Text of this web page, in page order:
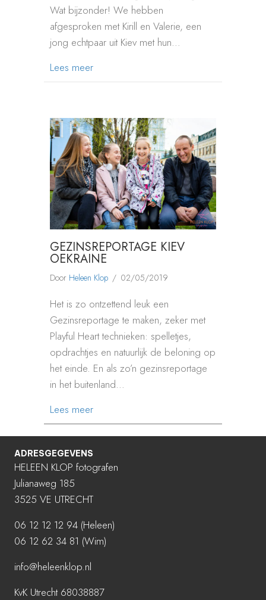
Wat bijzonder! We hebben
afgesproken met Kirill en Valerie, een
jong echtpaar uit Kiev met hun…
Lees meerabout GEZINSREPORTAGE
GEZINSREPORTAGE KIEV
OEKRAINE
Door Heleen Klop / 02/05/2019
Het is zo ontzettend leuk een
Gezinsreportage te maken, zeker met
Playful Heart technieken: spelletjes,
opdrachtjes en natuurlijk de beloning op
het einde. En als zo’n gezinsreportage
in het buitenland…
Lees meerabout GEZINSREPORTAGE KIEV
ADRESGEGEVENS
HELEEN KLOP fotografen
Julianaweg 185
3525 VE UTRECHT
06 12 12 12 94 (Heleen)
06 12 62 34 81 (Wim)
info@heleenklop.nl
KvK Utrecht 68038887